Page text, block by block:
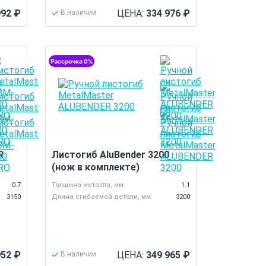
₽ В наличии ЦЕНА: 334 976 ₽
0.7
3150
₽
Листогиб AluBender 3200
(нож в комплекте)
Толщина металла, мм:
1.1
Длина сгибаемой детали, мм:
3200
В наличии ЦЕНА: 349 965 ₽